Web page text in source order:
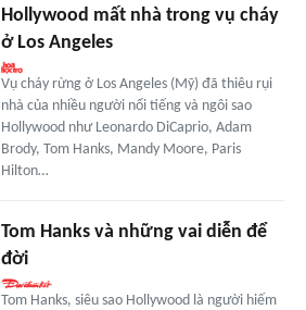
Hollywood mất nhà trong vụ cháy
ở Los Angeles
Vụ cháy rừng ở Los Angeles (Mỹ) đã thiêu rụi
nhà của nhiều người nổi tiếng và ngôi sao
Hollywood như Leonardo DiCaprio, Adam
Brody, Tom Hanks, Mandy Moore, Paris
Hilton…
Tom Hanks và những vai diễn để
đời
Tom Hanks, siêu sao Hollywood là người hiếm